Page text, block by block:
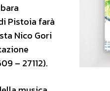
Pistoia farà
Nico Gori
– 27112).